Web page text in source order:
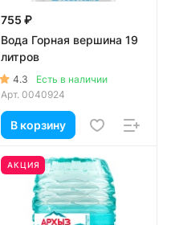
755 ₽
Вода Горная вершина 19
литров
4.3
Есть в наличии
Арт. 0040924
В корзину
АКЦИЯ